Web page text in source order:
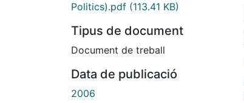
Politics).pdf (113.41 KB)
Tipus de document
Document de treball
Data de publicació
2006